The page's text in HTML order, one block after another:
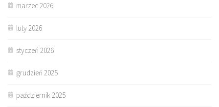
marzec 2026
luty 2026
styczeń 2026
grudzień 2025
październik 2025